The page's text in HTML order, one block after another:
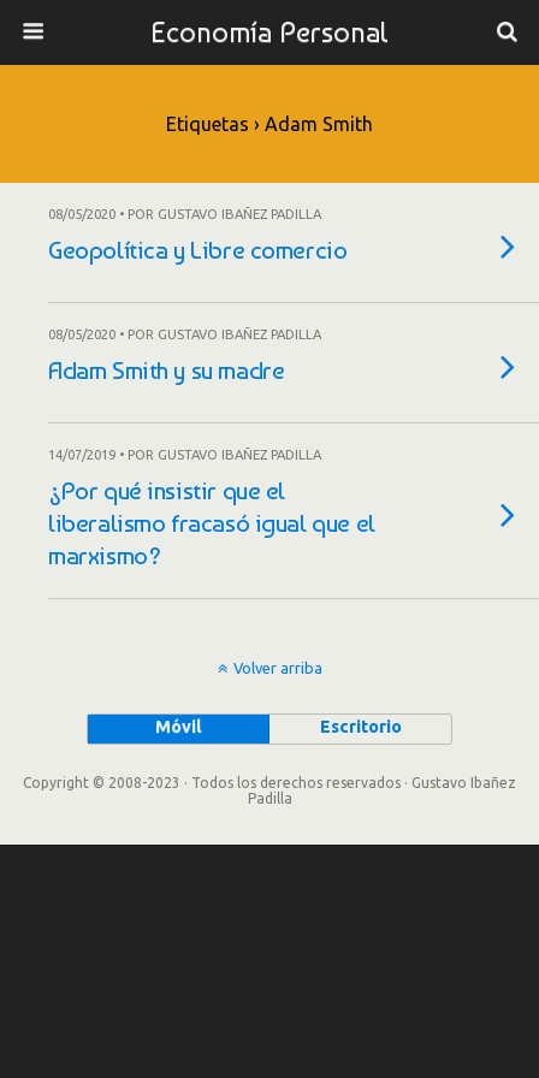
Economía Personal
Etiquetas › Adam Smith
08/05/2020 • POR GUSTAVO IBAÑEZ PADILLA
Geopolítica y Libre comercio
08/05/2020 • POR GUSTAVO IBAÑEZ PADILLA
Adam Smith y su madre
14/07/2019 • POR GUSTAVO IBAÑEZ PADILLA
¿Por qué insistir que el
liberalismo fracasó igual que el
marxismo?
Volver arriba
Móvil Escritorio
Copyright © 2008-2023 · Todos los derechos reservados · Gustavo Ibañez
Padilla